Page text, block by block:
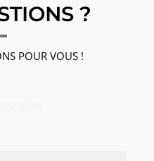
?
POUR VOUS !